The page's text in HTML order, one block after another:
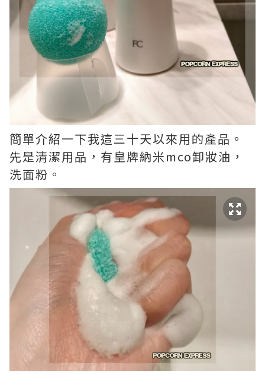
簡單介紹一下我這三十天以來用的產品。
先是清潔用品，有皇牌納米mco卸妝油，
洗面粉。